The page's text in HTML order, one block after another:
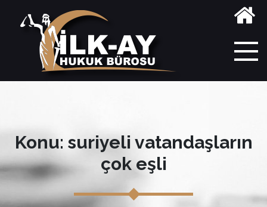
Konu: suriyeli vatandaşların
çok eşli